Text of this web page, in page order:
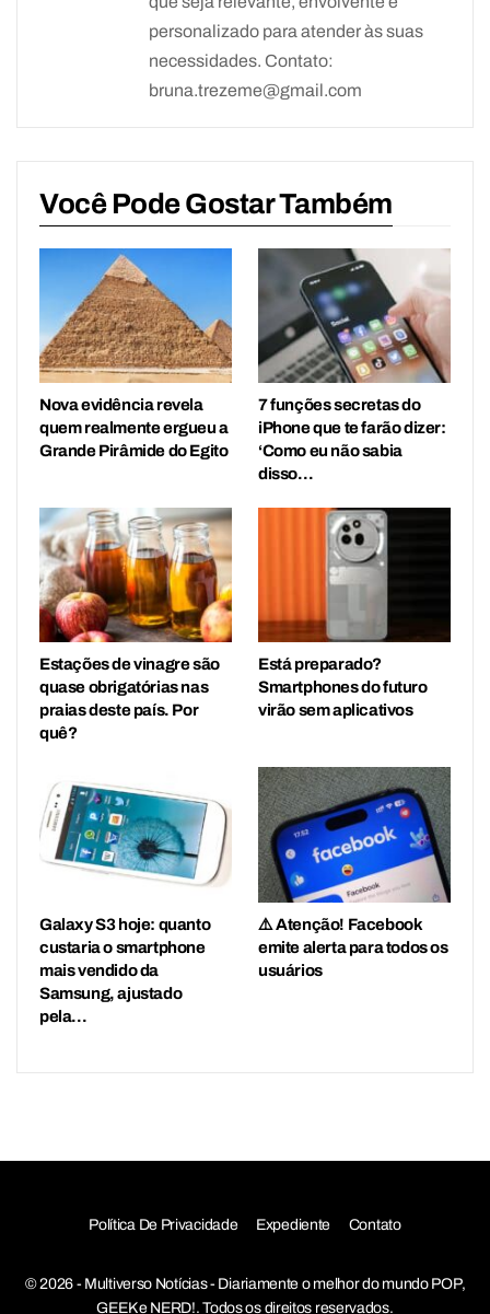
personalizado para atender às suas
necessidades. Contato:
bruna.trezeme@gmail.com
Você Pode Gostar Também
Nova evidência revela
quem realmente ergueu a
Grande Pirâmide do Egito
7 funções secretas do
iPhone que te farão dizer:
‘Como eu não sabia
disso…
Estações de vinagre são
quase obrigatórias nas
praias deste país. Por
quê?
Está preparado?
Smartphones do futuro
virão sem aplicativos
Galaxy S3 hoje: quanto
custaria o smartphone
mais vendido da
Samsung, ajustado
pela…
⚠️ Atenção! Facebook
emite alerta para todos os
usuários
Política De Privacidade Expediente Contato
© 2026 - Multiverso Notícias - Diariamente o melhor do mundo POP,
GEEK e NERD!. Todos os direitos reservados.